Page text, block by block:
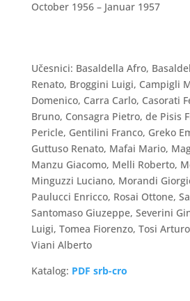
October 1956 – Januar 1957
Učesnici: Basaldella Afro,
Renato, Broggini Luigi, Campigli
Domenico, Carra Carlo, Casorati
Bruno, Consagra Pietro, de Pisis
Pericle, Gentilini Franco, Greko
Guttuso Renato, Mafai Mario,
Manzu Giacomo, Melli Roberto,
Minguzzi Luciano, Morandi
Paulucci Enricco, Rosai Ottone,
Santomaso Giuzeppe, Severini
Luigi, Tomea Fiorenzo, Tosi
Viani Alberto
Katalog: PDF srb-cro